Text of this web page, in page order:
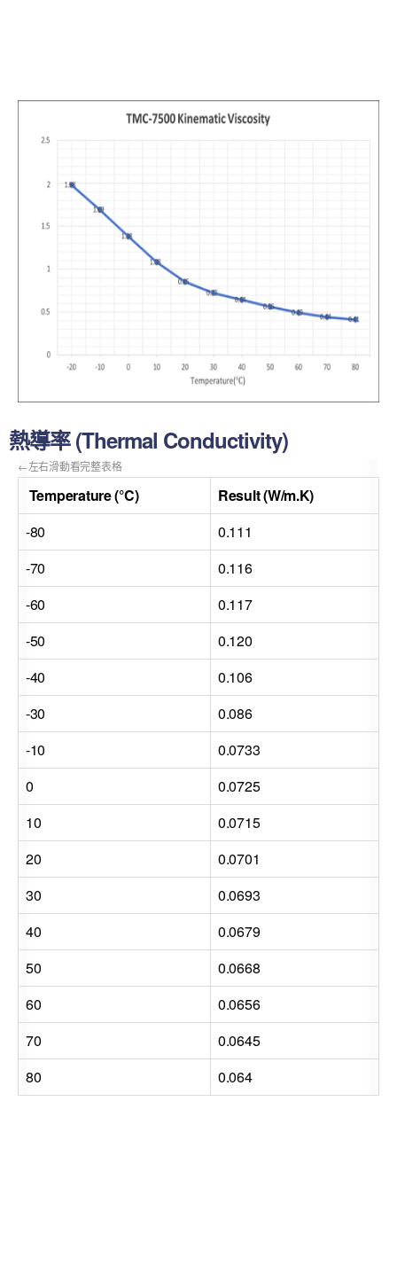
熱導率 (Thermal Conductivity)
Temperature (°C)
Result (W/m.K)
-80
0.111
-70
0.116
-60
0.117
-50
0.120
-40
0.106
-30
0.086
-10
0.0733
0
0.0725
10
0.0715
20
0.0701
30
0.0693
40
0.0679
50
0.0668
60
0.0656
70
0.0645
80
0.064